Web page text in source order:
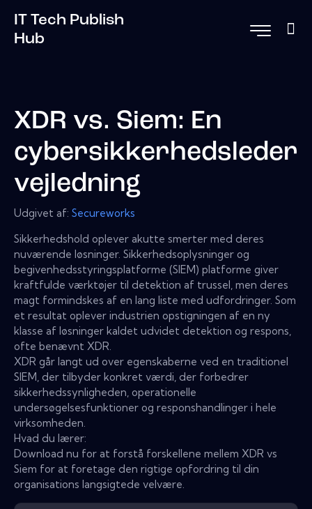
IT Tech Publish
Hub
XDR vs. Siem: En
cybersikkerhedsleder
vejledning
Udgivet af: Secureworks
Sikkerhedshold oplever akutte smerter med deres
nuværende løsninger. Sikkerhedsoplysninger og
begivenhedsstyringsplatforme (SIEM) platforme giver
kraftfulde værktøjer til detektion af trussel, men deres
magt formindskes af en lang liste med udfordringer. Som
et resultat oplever industrien opstigningen af ​​en ny
klasse af løsninger kaldet udvidet detektion og respons,
ofte benævnt XDR.
XDR går langt ud over egenskaberne ved en traditionel
SIEM, der tilbyder konkret værdi, der forbedrer
sikkerhedssynligheden, operationelle
undersøgelsesfunktioner og responshandlinger i hele
virksomheden.
Hvad du lærer:
Download nu for at forstå forskellene mellem XDR vs
Siem for at foretage den rigtige opfordring til din
organisations langsigtede velvære.